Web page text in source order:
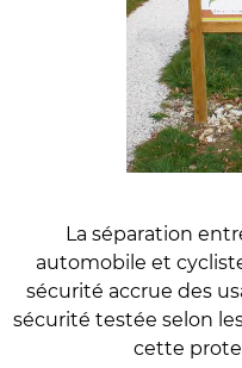
La séparation
automobile et
sécurité accrue des
sécurité testée selon
cette